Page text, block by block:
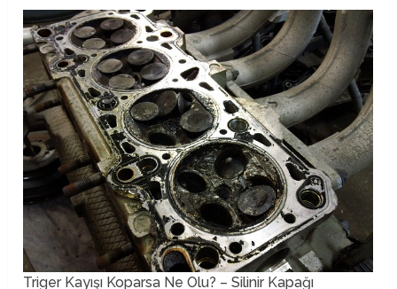
Triger Kayışı Koparsa Ne Olu? – Silinir Kapağı